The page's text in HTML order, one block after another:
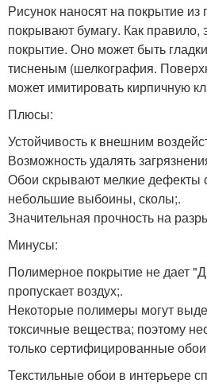
Рисунок наносят на покрытие
покрывают бумагу. Как правило,
покрытие. Оно может быть
тисненым (шелкография.
может имитировать кирпичную
Плюсы:
Устойчивость к внешним
Возможность удалять
Обои скрывают мелкие дефекты
небольшие выбоины, сколы;.
Значительная прочность на
Минусы:
Полимерное покрытие не дает
пропускает воздух;.
Некоторые полимеры могут
токсичные вещества; поэтому
только сертифицированные
Текстильные обои в интерьере